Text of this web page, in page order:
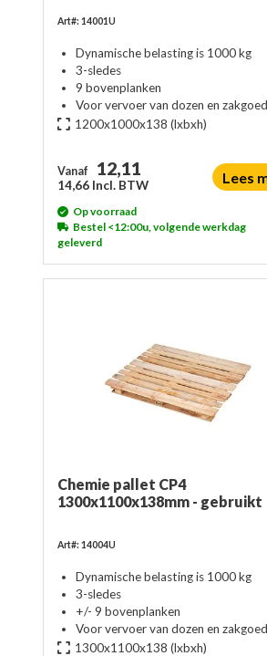
Art#: 14001U
Dynamische belasting is 1000 kg
3-sledes
9 bovenplanken
Voor vervoer van dozen en zakgoed
1200x1000x138 (lxbxh)
Vanaf 12,11
14,66 Incl. BTW Lees
Op voorraad
Bestel <12:00u, volgende werkdag
geleverd
Chemie pallet CP4
1300x1100x138mm - gebruikt
Art#: 14004U
Dynamische belasting is 1000 kg
3-sledes
+/- 9 bovenplanken
Voor vervoer van dozen en zakgoed
1300x1100x138 (lxbxh)